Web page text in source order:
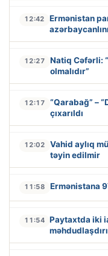
12:42
Ermənistan
12:27
Natiq Cəfərli:
olmalıdır”
12:17
“Qarabağ” –
çıxarıldı
12:02
Vahid aylıq
təyin edilmir
11:58 Ermənistana
11:54 Paytaxtda iki